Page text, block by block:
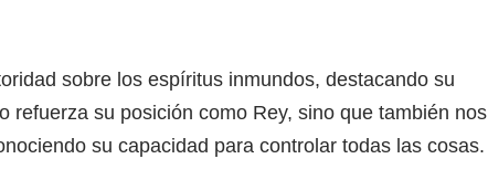
sobre los espíritus inmundos, destacando su
refuerza su posición como Rey, sino que también nos
su capacidad para controlar todas las cosas.